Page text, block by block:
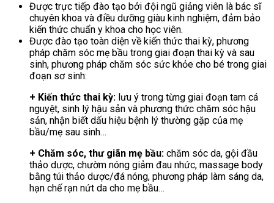
Được trực tiếp đào tạo bởi đội ngũ giảng viên là bác sĩ
chuyên khoa và điều dưỡng giàu kinh nghiệm, đảm bảo
kiến thức chuẩn y khoa cho học viên.
Được đào tạo toàn diện về kiến thức thai kỳ, phương
pháp chăm sóc mẹ bầu trong giai đoạn thai kỳ và sau
sinh, phương pháp chăm sóc sức khỏe cho bé trong giai
đoạn sơ sinh:
+ Kiến thức thai kỳ: lưu ý trong từng giai đoạn tam cá
nguyệt, sinh lý hậu sản và phương thức chăm sóc hậu
sản, nhận biết dấu hiệu bệnh lý thường gặp của mẹ
bầu/mẹ sau sinh…
+ Chăm sóc, thư giãn mẹ bầu: chăm sóc da, gội đầu
thảo dược, chườm nóng giảm đau nhức, massage body
bằng túi thảo dược/đá nóng, phương pháp làm sáng da,
hạn chế rạn nứt da cho mẹ bầu…